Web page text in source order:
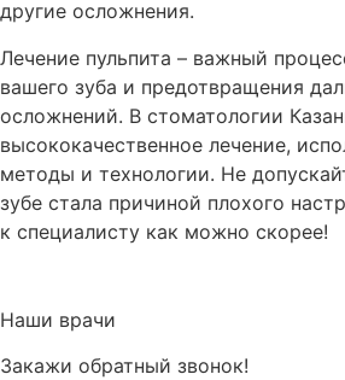
другие осложнения.
Лечение пульпита – важный
вашего зуба и предотвращения
осложнений. В стоматологии
высококачественное лечение,
методы и технологии. Не
зубе стала причиной плохого
к специалисту как можно скорее!
Наши врачи
Закажи обратный звонок!